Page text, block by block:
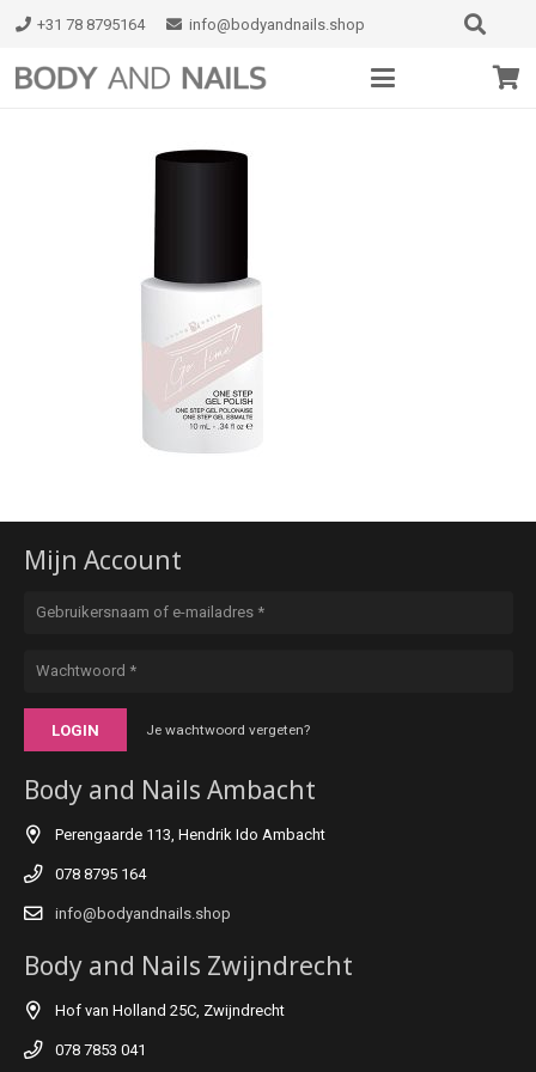
+31 78 8795164 info@bodyandnails.shop
Mijn Account
LOGIN Je wachtwoord vergeten?
Body and Nails Ambacht
Perengaarde 113, Hendrik Ido Ambacht
078 8795 164
info@bodyandnails.shop
Body and Nails Zwijndrecht
Hof van Holland 25C, Zwijndrecht
078 7853 041